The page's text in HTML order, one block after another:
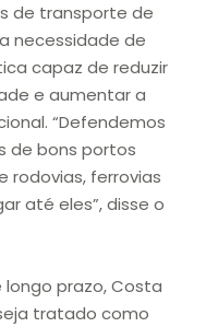
de transporte de
necessidade de
capaz de reduzir
e aumentar a
“Defendemos
de bons portos
rodovias, ferrovias
até eles”, disse o
prazo, Costa
tratado como